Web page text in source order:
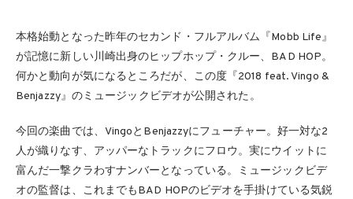
本格始動となった昨年のセカンド・フルアルバム『Mobb Life』
が記憶に新しい川崎出身のヒップホップ・クルー、BAD HOP。
何かと動向が気になるところだが、この度『2018 feat. Vingo &
Benjazzy』のミュージックビデオが公開された。
今回の楽曲では、VingoとBenjazzyにフューチャー。好一対な2
人が織りなす、アッパーなトラックにフロウ。実にウイットに
富んだ一撃クラわすナンバーとなっている。ミュージックビデ
オの監督は、これまでもBAD HOPのビデオを手掛けている気鋭